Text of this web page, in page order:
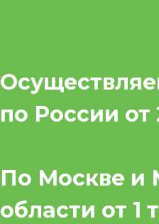
по России от
По Москве и
области от 1